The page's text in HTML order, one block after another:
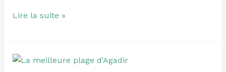
Lire la suite »
Se